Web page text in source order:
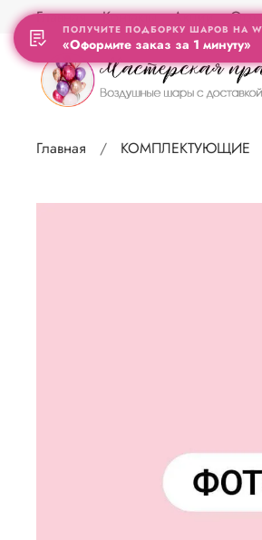
Главная Контакты Акции
Главная КОМПЛЕКТУЮЩИЕ
ПОЛУЧИТЕ ПОДБОРКУ ШАРОВ НА
«Оформите заказ за 1 минуту»